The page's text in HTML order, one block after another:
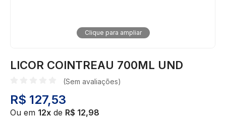
Clique para ampliar
LICOR COINTREAU 700ML UND
(Sem avaliações)
R$ 127,53
Ou em 12x de R$ 12,98